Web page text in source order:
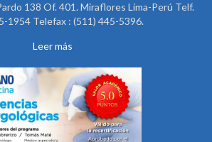
138 Of. 401. Miraflores Lima-Perú Telf.
1954 Telefax : (511) 445-5396.
Leer más